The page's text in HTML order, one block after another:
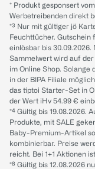
* Produkt gesponsert
Werbetreibenden direkt
*³ Nur mit gültiger jö
Feuchttücher. Gutschein
einlösbar bis
Sammelwert wird auf
im Online Shop.
in der BIPA Filiale
das tiptoi Starter-Set in
der Wert iHv 54.99 €
*⁴ Gültig bis 19.08.2026.
Produkte, mit SALE
Baby-Premium-Artikel
kombinierbar. Preise
reicht. Bei 1+1 Aktionen
*⁸ Gültig bis 12.08.2026